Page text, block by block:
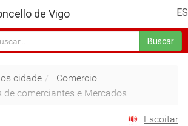
ES
de Vigo
Buscar
cidade
Comercio
de comerciantes e Mercados
Escoitar